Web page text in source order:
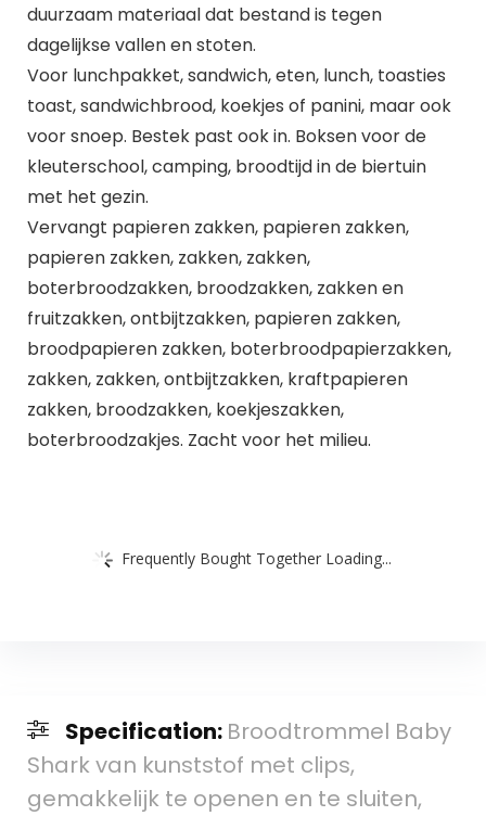
duurzaam materiaal dat bestand is tegen
dagelijkse vallen en stoten.
Voor lunchpakket, sandwich, eten, lunch, toasties
toast, sandwichbrood, koekjes of panini, maar ook
voor snoep. Bestek past ook in. Boksen voor de
kleuterschool, camping, broodtijd in de biertuin
met het gezin.
Vervangt papieren zakken, papieren zakken,
papieren zakken, zakken, zakken,
boterbroodzakken, broodzakken, zakken en
fruitzakken, ontbijtzakken, papieren zakken,
broodpapieren zakken, boterbroodpapierzakken,
zakken, zakken, ontbijtzakken, kraftpapieren
zakken, broodzakken, koekjeszakken,
boterbroodzakjes. Zacht voor het milieu.
Frequently Bought Together Loading...
Specification: Broodtrommel Baby
Shark van kunststof met clips,
gemakkelijk te openen en te sluiten,